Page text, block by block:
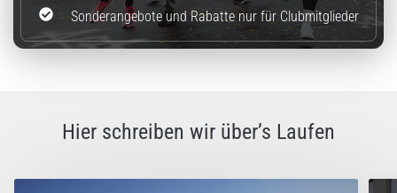
Sonderangebote und Rabatte nur für Clubmitglieder
Hier schreiben wir über’s Laufen